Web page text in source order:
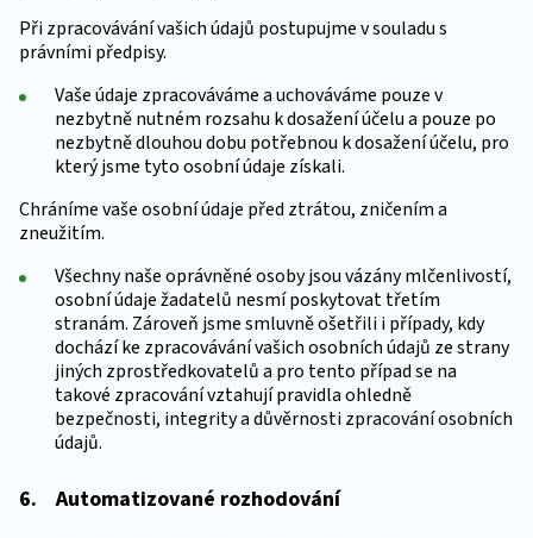
Při zpracovávání vašich údajů postupujme v souladu s
právními předpisy.
Vaše údaje zpracováváme a uchováváme pouze v
nezbytně nutném rozsahu k dosažení účelu a pouze po
nezbytně dlouhou dobu potřebnou k dosažení účelu, pro
který jsme tyto osobní údaje získali.
Chráníme vaše osobní údaje před ztrátou, zničením a
zneužitím.
Všechny naše oprávněné osoby jsou vázány mlčenlivostí,
osobní údaje žadatelů nesmí poskytovat třetím
stranám. Zároveň jsme smluvně ošetřili i případy, kdy
dochází ke zpracovávání vašich osobních údajů ze strany
jiných zprostředkovatelů a pro tento případ se na
takové zpracování vztahují pravidla ohledně
bezpečnosti, integrity a důvěrnosti zpracování osobních
údajů.
6. Automatizované rozhodování